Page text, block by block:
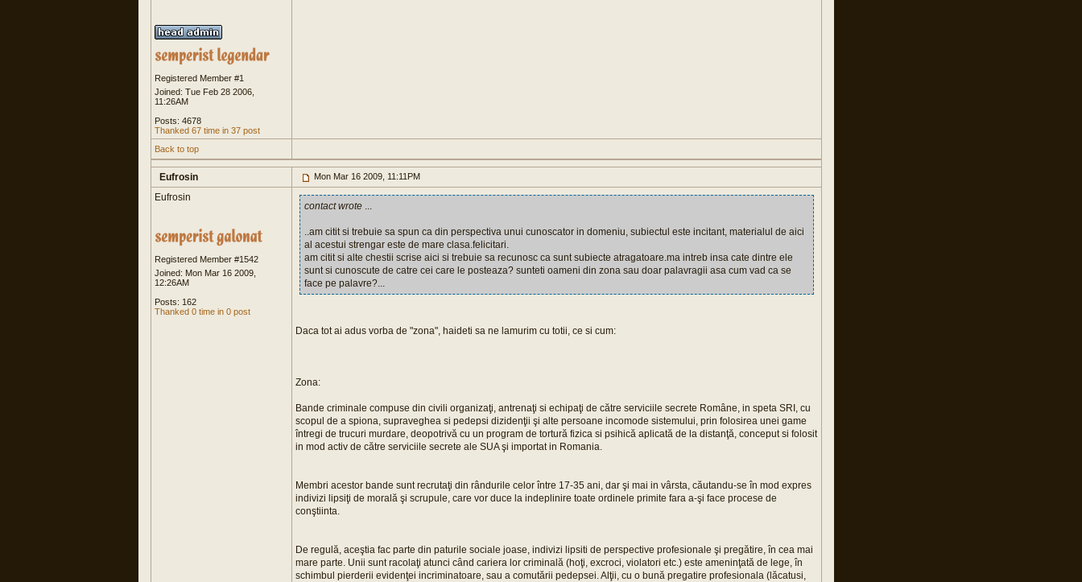
Registered Member #1
Joined: Tue Feb 28 2006,
11:26AM
Posts: 4678
Thanked 67 time in 37 post
Back to top
Eufrosin Mon Mar 16 2009, 11:11PM
Eufrosin
Registered Member #1542
Joined: Mon Mar 16 2009,
12:26AM
Posts: 162
Thanked 0 time in 0 post
contact wrote ...
..am citit si trebuie sa spun ca din perspectiva unui cunoscator in domeniu, subiectul este incitant, materialul de aici
al acestui strengar este de mare clasa.felicitari.
am citit si alte chestii scrise aici si trebuie sa recunosc ca sunt subiecte atragatoare.ma intreb insa cate dintre ele
sunt si cunoscute de catre cei care le posteaza? sunteti oameni din zona sau doar palavragii asa cum vad ca se
face pe palavre?...
Daca tot ai adus vorba de "zona", haideti sa ne lamurim cu totii, ce si cum:
Zona:
Bande criminale compuse din civili organizaţi, antrenaţi si echipaţi de către serviciile secrete Române, in speta SRI, cu
scopul de a spiona, supraveghea si pedepsi dizidenţii şi alte persoane incomode sistemului, prin folosirea unei game
întregi de trucuri murdare, deopotrivă cu un program de tortură fizica si psihică aplicată de la distanţă, conceput si folosit
in mod activ de către serviciile secrete ale SUA şi importat in Romania.
Membri acestor bande sunt recrutaţi din rândurile celor între 17-35 ani, dar şi mai in vârsta, căutandu-se în mod expres
indivizi lipsiţi de morală şi scrupule, care vor duce la indeplinire toate ordinele primite fara a-şi face procese de
conştiinta.
De regulă, aceştia fac parte din paturile sociale joase, indivizi lipsiti de perspective profesionale şi pregătire, în cea mai
mare parte. Unii sunt racolaţi atunci când cariera lor criminală (hoţi, excroci, violatori etc.) este ameninţată de lege, în
schimbul pierderii evidenţei incriminatoare, sau a comutării pedepsei. Alţii, cu o bună pregatire profesionala (lăcatusi,